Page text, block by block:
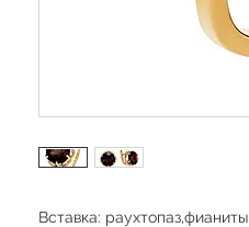
Вставка: раухтопаз,фианиты